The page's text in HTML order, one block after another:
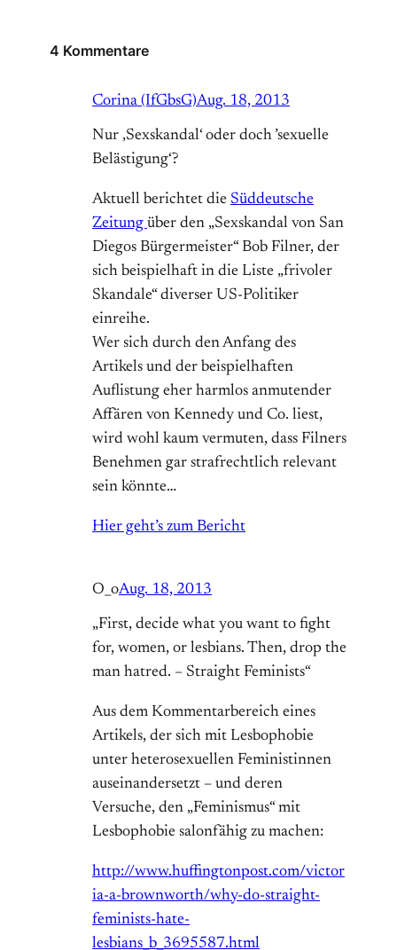
4 Kommentare
Corina (IfGbsG)Aug. 18, 2013
Nur ‚Sexskandal‘ oder doch ’sexuelle
Belästigung‘?
Aktuell berichtet die Süddeutsche
Zeitung über den „Sexskandal von San
Diegos Bürgermeister“ Bob Filner, der
sich beispielhaft in die Liste „frivoler
Skandale“ diverser US-Politiker
einreihe.
Wer sich durch den Anfang des
Artikels und der beispielhaften
Auflistung eher harmlos anmutender
Affären von Kennedy und Co. liest,
wird wohl kaum vermuten, dass Filners
Benehmen gar strafrechtlich relevant
sein könnte…
Hier geht’s zum Bericht
O_oAug. 18, 2013
„First, decide what you want to fight
for, women, or lesbians. Then, drop the
man hatred. – Straight Feminists“
Aus dem Kommentarbereich eines
Artikels, der sich mit Lesbophobie
unter heterosexuellen Feministinnen
auseinandersetzt – und deren
Versuche, den „Feminismus“ mit
Lesbophobie salonfähig zu machen:
http://www.huffingtonpost.com/victor
ia-a-brownworth/why-do-straight-
feminists-hate-
lesbians_b_3695587.html